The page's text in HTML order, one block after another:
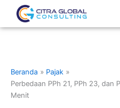
Lewati
konten
Beranda
Pajak
Perbedaan PPh 21, PPh 23, dan
Menit